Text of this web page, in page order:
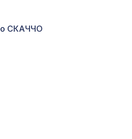
СКАЧЧО